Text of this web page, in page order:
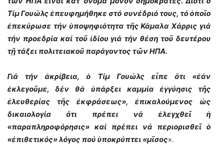
Τίμ Γουώλς ἐπευφημήθηκε στό συνέδριό τους, τό ὁποῖο
ἐπεκύρωσε τήν ὑποψηφιότητα τῆς Κάμαλα Χάρρις γιά
τήν προεδρία καί τοῦ ἰδίου γιά τήν θέση τοῦ δευτέρου
τῇ τάξει πολιτειακοῦ παράγοντος τῶν ΗΠΑ.
Γιά τήν ἀκρίβεια, ὁ Τίμ Γουώλς εἶπε ὅτι «ἐάν
ἐκλεγοῦμε, δέν θά ὑπάρξει καμμία ἐγγύησις τῆς
ἐλευθερίας τῆς ἐκφράσεως», ἐπικαλούμενος ὡς
δικαιολογία ὅτι πρέπει νά ἐλεγχθεῖ ἡ
«παραπληροφόρησις» καί πρέπει νά περιορισθεῖ ὁ
«ἐπιθετικός» λόγος πού ὑποκρύπτει «μῖσος».